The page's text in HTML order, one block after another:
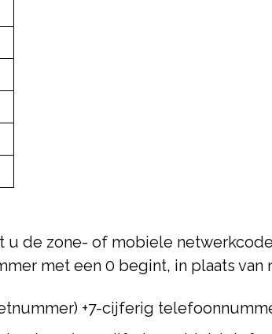
de zone- of mobiele
met een 0 begint, in plaats van
+7-cijferig